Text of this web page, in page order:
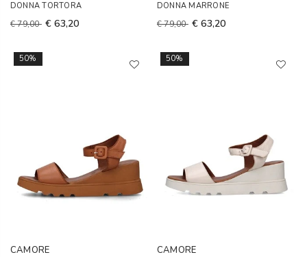
DONNA TORTORA
€ 79,00 € 63,20
DONNA MARRONE
€ 79,00 € 63,20
50%
CAMORE
50%
CAMORE